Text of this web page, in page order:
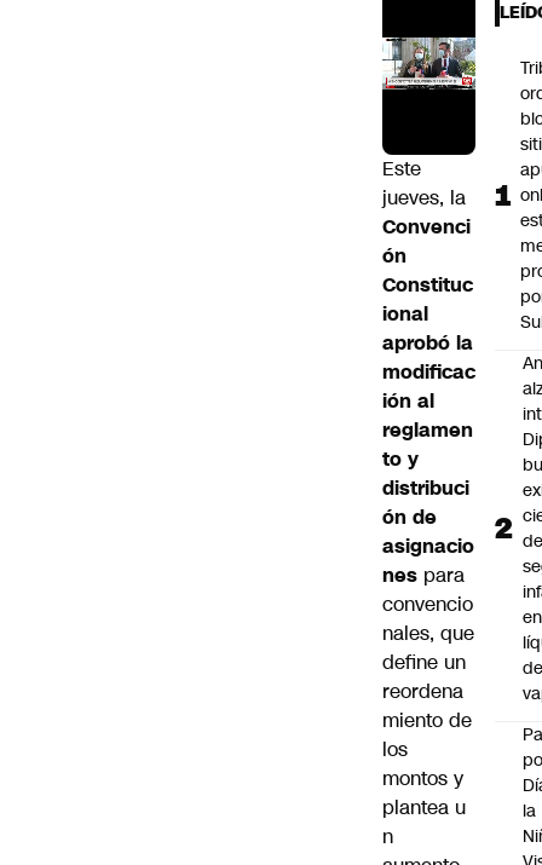
Este
jueves, la
Convenci
ón
Constituc
ional
aprobó la
modificac
ión al
reglamen
to y
distribuci
ón de
asignacio
nes para
convencio
nales, que
define un
reordena
miento de
los
montos y
plantea u
n
de
en
de
la